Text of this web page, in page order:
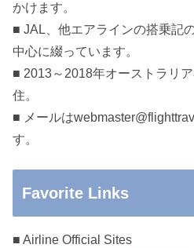
かけます。
■ JAL、他エアラインの搭乗記
中心に綴っています。
■ 2013～2018年オーストラリ
住。
■ メールは
す。
Favorite Links
■ Airline Official Sites